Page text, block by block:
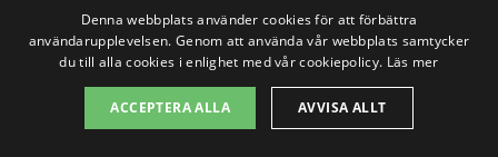
Åkersberga
Vallentuna
Täby
Denna webbplats använder cookies för att förbättra
användarupplevelsen. Genom att använda vår webbplats samtycker
du till alla cookies i enlighet med vår cookiepolicy. Läs mer
ACCEPTERA ALLA AVVISA ALLT